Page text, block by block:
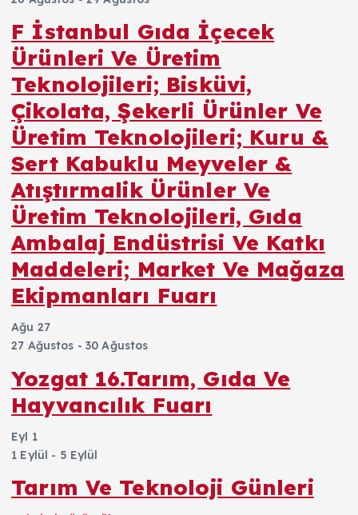
F İstanbul Gıda İçecek
Ürünleri Ve Üretim
Teknolojileri; Bisküvi,
Çikolata, Şekerli Ürünler Ve
Üretim Teknolojileri; Kuru &
Sert Kabuklu Meyveler &
Atıştırmalik Ürünler Ve
Üretim Teknolojileri, Gıda
Ambalaj Endüstrisi Ve Katkı
Maddeleri; Market Ve Mağaza
Ekipmanları Fuarı
Ağu 27
27 Ağustos - 30 Ağustos
Yozgat 16.Tarım, Gıda Ve
Hayvancılık Fuarı
Eyl 1
1 Eylül - 5 Eylül
Tarım Ve Teknoloji Günleri